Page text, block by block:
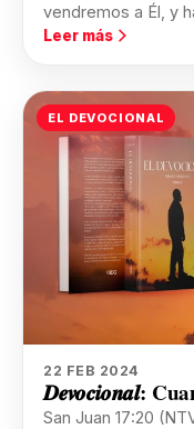
vendremos a Él, y
Leer más
EL DEVOCIONAL
22 FEB 2024
𝑫𝒆𝒗𝒐𝒄𝒊𝒐𝒏𝒂𝒍:
San Juan 17:20